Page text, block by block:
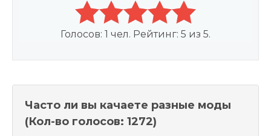
Голосов: 1 чел. Рейтинг: 5 из 5.
Часто ли вы качаете разные моды
(Кол-во голосов: 1272)